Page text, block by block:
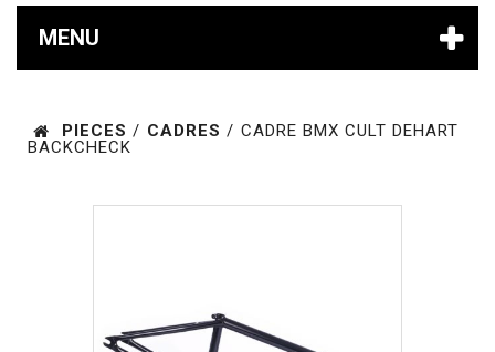
MENU
PIECES / CADRES / CADRE BMX CULT DEHART
BACKCHECK